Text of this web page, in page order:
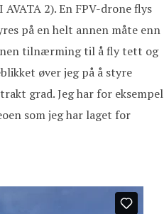
2). En FPV-drone flys
på en helt annen måte enn
tilnærming til å fly tett og
øver jeg på å styre
grad. Jeg har for eksempel
som jeg har laget for